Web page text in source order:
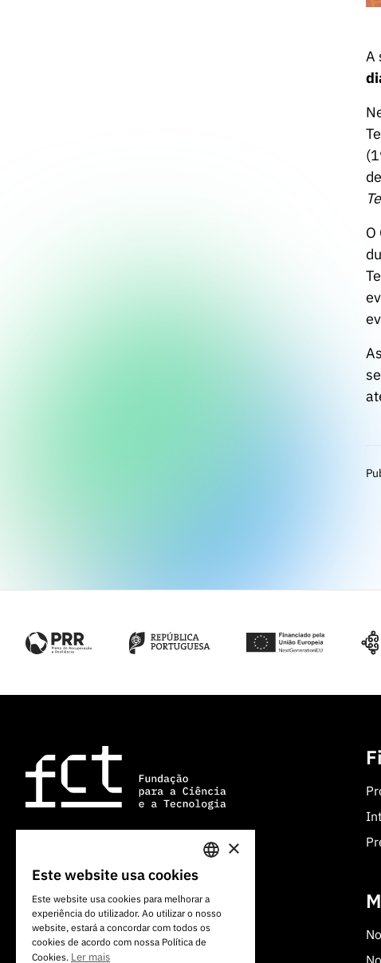
A
O
Av. do Brasil, 101
+351 213 924 300
PORTUGUESE
ENGLISH
×
Este website usa cookies
Este website usa cookies para melhorar a
experiência do utilizador. Ao utilizar o nosso
website, estará a concordar com todos os
cookies de acordo com nossa Política de
Cookies. Ler mais